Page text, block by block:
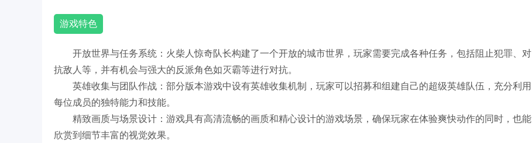
游戏特色
开放世界与任务系统：火柴人惊奇队长构建了一个开放的城市世界，玩家需要完成各种任务，包括阻止犯罪、对
抗敌人等，并有机会与强大的反派角色如灭霸等进行对抗。
英雄收集与团队作战：部分版本游戏中设有英雄收集机制，玩家可以招募和组建自己的超级英雄队伍，充分利用
每位成员的独特能力和技能。
精致画质与场景设计：游戏具有高清流畅的画质和精心设计的游戏场景，确保玩家在体验爽快动作的同时，也能
欣赏到细节丰富的视觉效果。